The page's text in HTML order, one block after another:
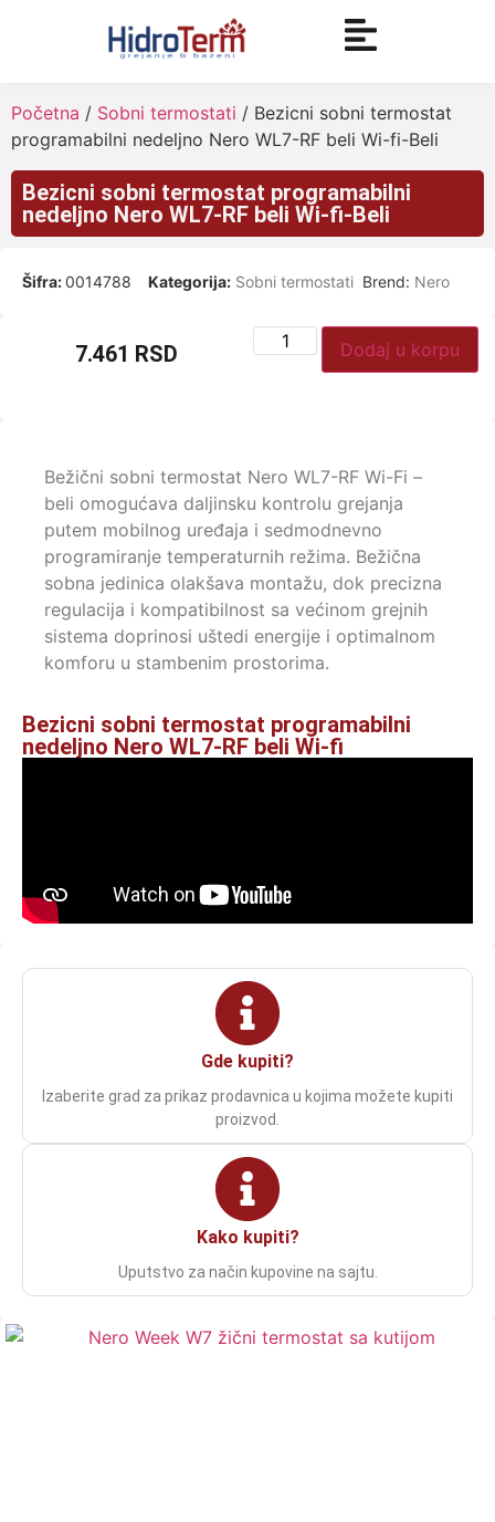
Početna / Sobni termostati / Bezicni sobni termostat
programabilni nedeljno Nero WL7-RF beli Wi-fi-Beli
Bezicni sobni termostat programabilni
nedeljno Nero WL7-RF beli Wi-fi-Beli
Šifra:0014788 Kategorija: Sobni termostati Brend: Nero
7.461 RSD Dodaj u korpu
Bežični sobni termostat Nero WL7-RF Wi-Fi –
beli omogućava daljinsku kontrolu grejanja
putem mobilnog uređaja i sedmodnevno
programiranje temperaturnih režima. Bežična
sobna jedinica olakšava montažu, dok precizna
regulacija i kompatibilnost sa većinom grejnih
sistema doprinosi uštedi energije i optimalnom
komforu u stambenim prostorima.
Bezicni sobni termostat programabilni
nedeljno Nero WL7-RF beli Wi-fi
Gde kupiti?
Izaberite grad za prikaz prodavnica u kojima možete kupiti
proizvod.
Kako kupiti?
Uputstvo za način kupovine na sajtu.